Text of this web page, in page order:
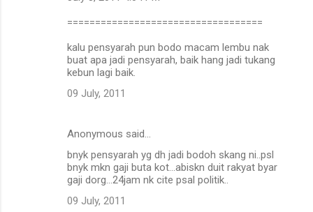
===================================
kalu pensyarah pun bodo macam lembu nak
buat apa jadi pensyarah, baik hang jadi tukang
kebun lagi baik.
09 July, 2011
Anonymous said…
bnyk pensyarah yg dh jadi bodoh skang ni..psl
bnyk mkn gaji buta kot...abiskn duit rakyat byar
gaji dorg...24jam nk cite psal politik..
09 July, 2011